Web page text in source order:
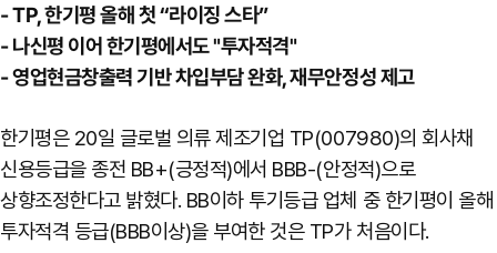
- TP, 한기평 올해 첫 “라이징 스타”
- 나신평 이어 한기평에서도 "투자적격"
- 영업현금창출력 기반 차입부담 완화, 재무안정성 제고
한기평은 20일 글로벌 의류 제조기업 TP(007980)의 회사채
신용등급을 종전 BB+(긍정적)에서 BBB-(안정적)으로
상향조정한다고 밝혔다. BB이하 투기등급 업체 중 한기평이 올해
투자적격 등급(BBB이상)을 부여한 것은 TP가 처음이다.